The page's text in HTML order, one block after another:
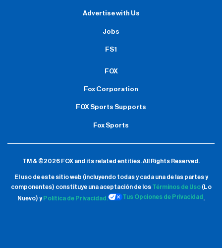
Advertise with Us
Jobs
FS1
FOX
Fox Corporation
FOX Sports Supports
Fox Sports
TM & ©2026 FOX and its related entities.All Rights Reserved.
El uso de este sitio web (incluyendo todas y cada una de las partes y
componentes) constituye una aceptación de los Términos de Uso(Lo
Nuevo) y Política de Privacidad. Tus Opciones de Privacidad .